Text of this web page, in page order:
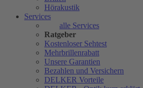
Hörakustik
Services
alle Services
Ratgeber
Kostenloser Sehtest
Mehrbrillenrabatt
Unsere Garantien
Bezahlen und Versichern
DELKER Vorteile